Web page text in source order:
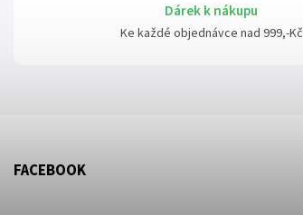
Dárek k nákupu
Ke každé objednávce nad 999,-Kč
FACEBOOK